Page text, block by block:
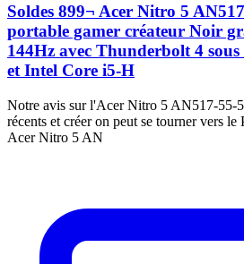
Soldes 899¬ Acer Nitro 5
portable gamer créateur Noir
144Hz avec Thunderbolt 4
et Intel Core i5-H
Notre avis sur l'Acer Nitro 5 AN517-55-
récents et créer on peut se tourner vers le
Acer Nitro 5 AN